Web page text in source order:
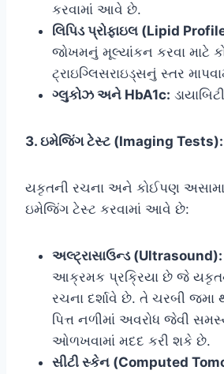
કરવામાં આવે છે.
લિપિડ પ્રોફાઇલ (Lipid
જોખમનું મૂલ્યાંકન કરવા માટે
ટ્રાઇગ્લિસરાઇડ્સનું સ્તર
ગ્લુકોઝ અને HbA1c:
3. ઇમેજિંગ ટેસ્ટ (Imaging Tests):
યકૃતની રચના અને કોઈપણ
ઇમેજિંગ ટેસ્ટ કરવામાં આવે છે:
અલ્ટ્રાસાઉન્ડ (Ultrasound):
આક્રમક પ્રક્રિયા છે જે
રચના દર્શાવે છે. તે ચરબી જમા
પિત્ત નળીમાં અવરોધ જેવી
ઓળખવામાં મદદ કરી શકે છે.
સીટી સ્કેન (Computed